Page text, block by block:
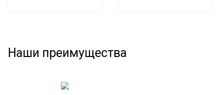
Наши преимущества